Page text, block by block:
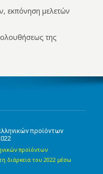
εκπόνηση μελετών
της
προϊόντων
προϊόντων
διάρκεια του 2022 μέσω